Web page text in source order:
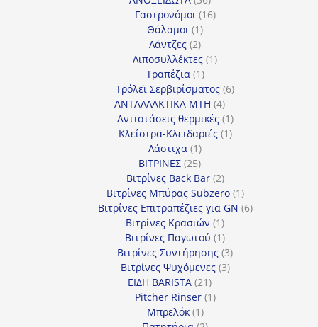
προϊόντα
Γαστρονόμοι 1616
Θάλαμοι 11
προϊόν
Λάντζες 22
προϊόντα
Λιποσυλλέκτες 11
Τραπέζια 11
προϊόν
Τρόλεϊ Σερβιρίσματος 66
ΑΝΤΑΛΛΑΚΤΙΚΑ MTH 44
προϊόντα
Αντιστάσεις θερμικές 11
προϊόν
Κλείστρα-Κλειδαριές 11
Λάστιχα 11
προϊόν
ΒΙΤΡΙΝΕΣ 2525
προϊόντα
Βιτρίνες Back Bar 22
προϊόντα
Βιτρίνες Mπύρας Subzero 11
προϊόν
Βιτρίνες Επιτραπέζιες για GN 66
Βιτρίνες Κρασιών 11
προϊόν
Βιτρίνες Παγωτού 11
προϊόν
Βιτρίνες Συντήρησης 33
προϊόντα
Βιτρίνες Ψυχόμενες 33
ΕΙΔΗ BARISTA 2121
προϊόντα
Pitcher Rinser 11
Μπρελόκ 11